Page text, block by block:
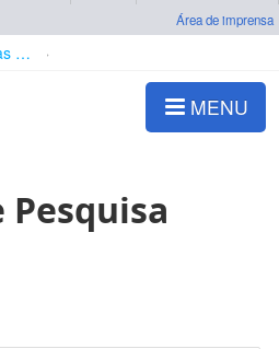
Área de imprensa
Bolsas e Auxílios Vigentes
MENU